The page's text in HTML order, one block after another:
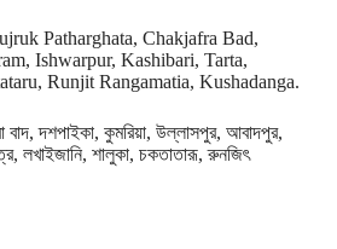
Patharghata, Chakjafra Bad,
Ishwarpur, Kashibari, Tarta,
Runjit Rangamatia, Kushadanga.
বাদ, দশপাইকা, কুমরিয়া, উল্লাসপুর, আবাদপুর,
লখাইজানি, শালুকা, চকতাতারূ, রুনজিৎ